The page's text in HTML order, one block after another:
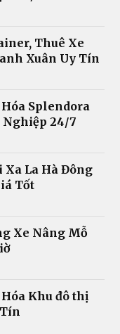
Thuê Xe
Xuân Uy Tín
Splendora
Nghiệp 24/7
Xa La Hà Đông
Tốt
Xe Nâng Mỗ
Khu đô thị